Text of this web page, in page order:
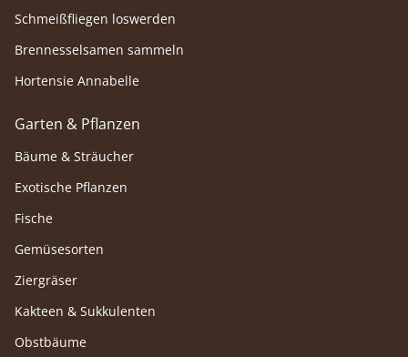
Schmeißfliegen loswerden
Brennesselsamen sammeln
Hortensie Annabelle
Garten & Pflanzen
Bäume & Sträucher
Exotische Pflanzen
Fische
Gemüsesorten
Ziergräser
Kakteen & Sukkulenten
Obstbäume